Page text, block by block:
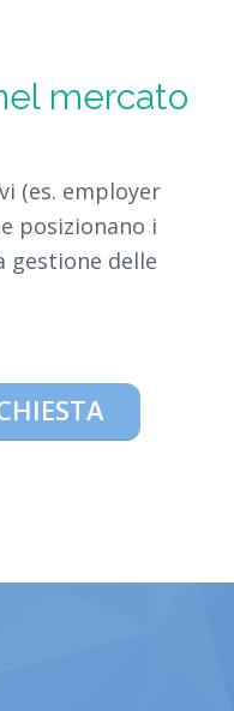
mercato
(es. employer
posizionano i
gestione delle